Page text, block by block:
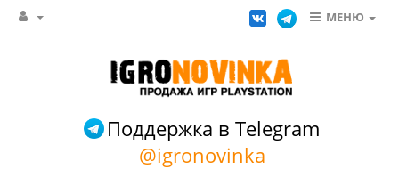
МЕНЮ
Поддержка в Telegram
@igronovinka